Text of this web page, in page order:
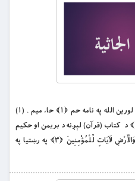
بِسْمِ اللَّهِ الرَّحْمَنِ الرَّحِيمِ د لوراند او لورين الله په نامه حم ﴿۱﴾ حا، ميم . (۱)
تَنزِيلُ الْكِتَابِ مِنَ اللَّهِ الْعَزِيزِ الْحَكِيمِ ﴿۲﴾ د كتاب (قرآن) لېږنه د بریمن او حكيم
الله له لوري ده . (۲) إِنَّ فِي السَّمَاوَاتِ وَالْأَرْضِ لَآيَاتٍ لِّلْمُؤْمِنِينَ ﴿۳﴾ په رښتيا په